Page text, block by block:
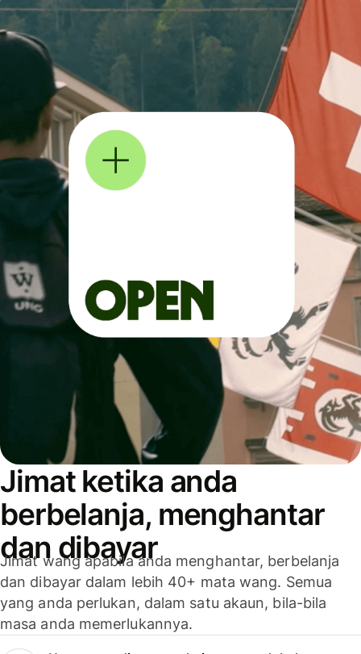
Jimat ketika anda
berbelanja, menghantar
dan dibayar
Jimat wang apabila anda menghantar, berbelanja
dan dibayar dalam lebih 40+ mata wang. Semua
yang anda perlukan, dalam satu akaun, bila-bila
masa anda memerlukannya.